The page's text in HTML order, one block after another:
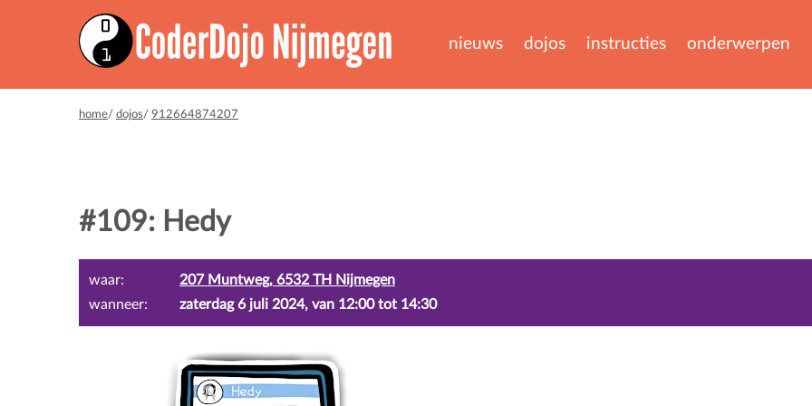
nieuws dojos instructies onderwerpen
home/ dojos/ 912664874207
#109: Hedy
waar:
207 Muntweg, 6532 TH Nijmegen
wanneer:
zaterdag 6 juli 2024, van 12:00 tot 14:30